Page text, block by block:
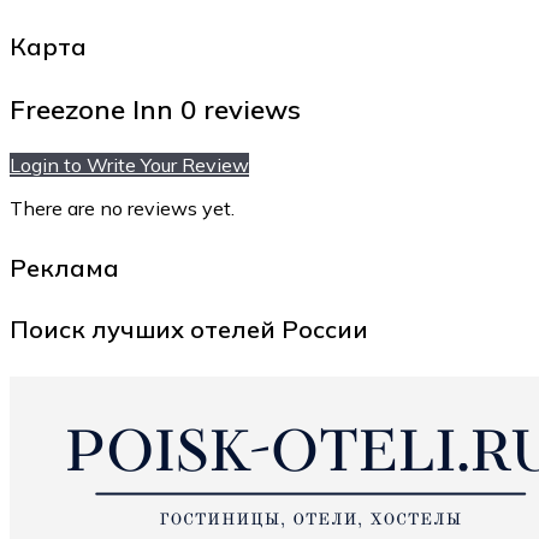
Карта
Freezone Inn 0 reviews
Login to Write Your Review
There are no reviews yet.
Реклама
Поиск лучших отелей России